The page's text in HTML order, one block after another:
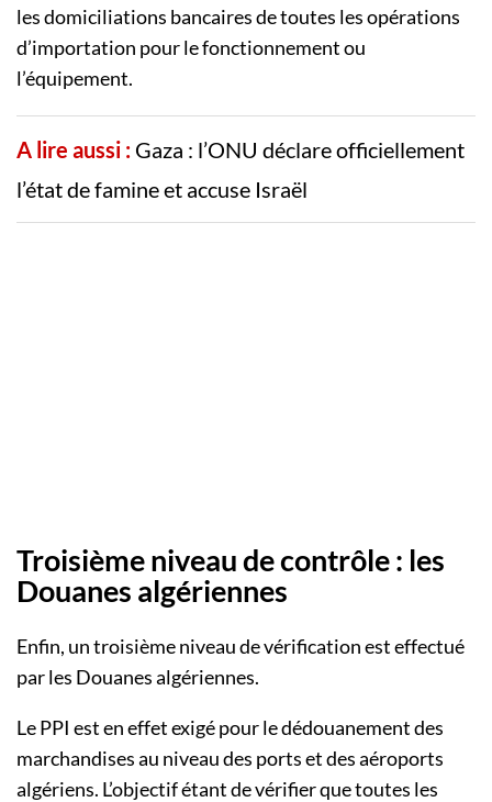
les domiciliations bancaires de toutes les opérations
d’importation pour le fonctionnement ou
l’équipement.
A lire aussi : Gaza : l’ONU déclare officiellement
l’état de famine et accuse Israël
Troisième niveau de contrôle : les
Douanes algériennes
Enfin, un troisième niveau de vérification est effectué
par les Douanes algériennes.
Le PPI est en effet exigé pour le dédouanement des
marchandises au niveau des ports et des aéroports
algériens. L’objectif étant de vérifier que toutes les